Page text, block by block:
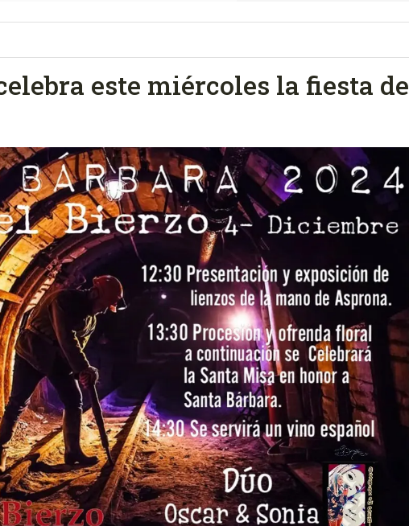
este miércoles la fiesta de